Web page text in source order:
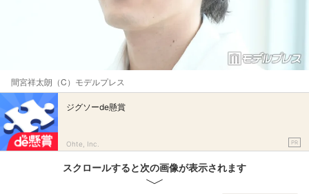
間宮祥太朗（C）モデルプレス
ジグソーde懸賞
Ohte, Inc. PR
スクロールすると次の画像が表示されます